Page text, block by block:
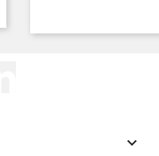
